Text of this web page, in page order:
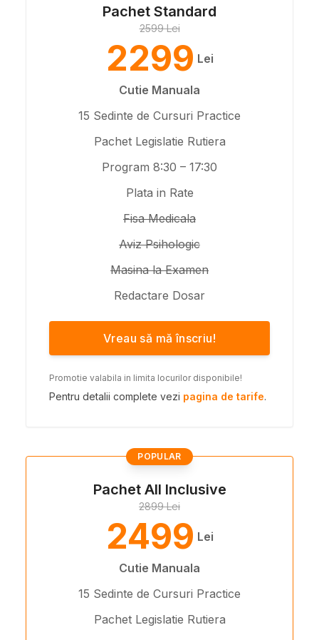
Pachet Standard
2599 Lei
2299 Lei
Cutie Manuala
15 Sedinte de Cursuri Practice
Pachet Legislatie Rutiera
Program 8:30 – 17:30
Plata in Rate
Fisa Medicala
Aviz Psihologic
Masina la Examen
Redactare Dosar
Vreau să mă înscriu!
Promotie valabila in limita locurilor disponibile!
Pentru detalii complete vezi pagina de tarife.
POPULAR
Pachet All Inclusive
2899 Lei
2499 Lei
Cutie Manuala
15 Sedinte de Cursuri Practice
Pachet Legislatie Rutiera